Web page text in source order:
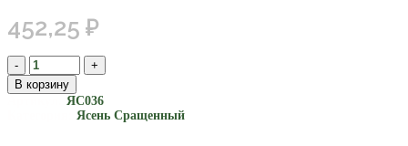
452,25 ₽
В корзину
ЯС036
Ясень Сращенный